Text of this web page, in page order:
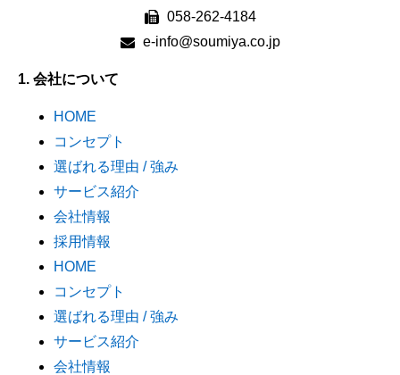
058-262-4184
e-info@soumiya.co.jp
1. 会社について
HOME
コンセプト
選ばれる理由 / 強み
サービス紹介
会社情報
採用情報
HOME
コンセプト
選ばれる理由 / 強み
サービス紹介
会社情報